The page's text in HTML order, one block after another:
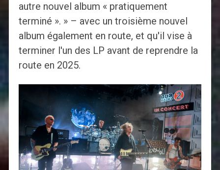
autre nouvel album « pratiquement
terminé ». » – avec un troisième nouvel
album également en route, et qu'il vise à
terminer l'un des LP avant de reprendre la
route en 2025.